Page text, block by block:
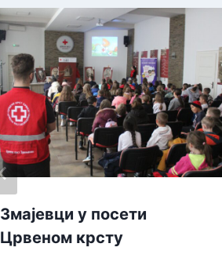
Змајевци у посети
Црвеном крсту